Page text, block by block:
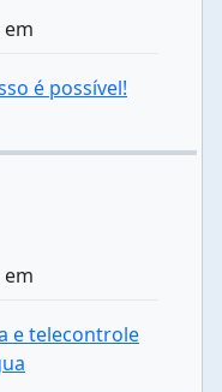
é possível!
e telecontrole